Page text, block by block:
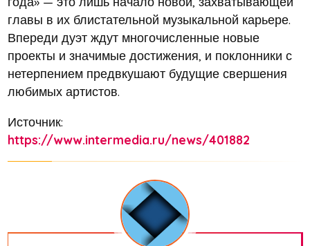
главы в их блистательной музыкальной карьере.
Впереди дуэт ждут многочисленные новые
проекты и значимые достижения, и поклонники с
нетерпением предвкушают будущие свершения
любимых артистов.
Источник:
https://www.intermedia.ru/news/401882